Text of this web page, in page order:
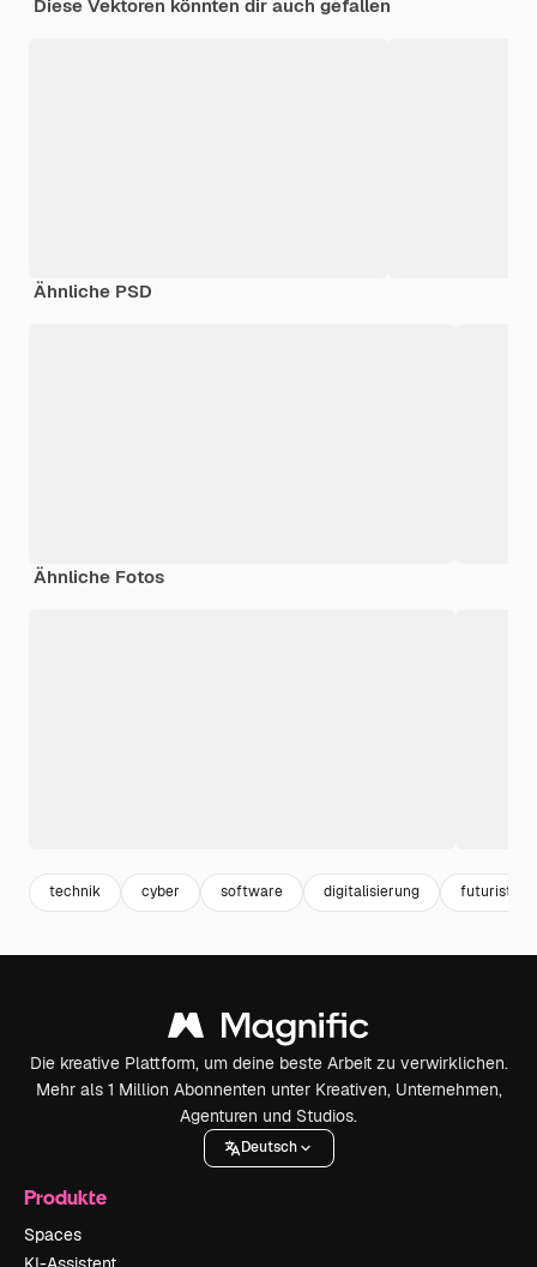
Diese Vektoren könnten dir auch gefallen
Ähnliche PSD
Ähnliche Fotos
technik cyber software digitalisierung
Die kreative Plattform, um deine beste Arbeit zu verwirklichen.
Mehr als 1 Million Abonnenten unter Kreativen, Unternehmen,
Agenturen und Studios.
Deutsch
Produkte
Spaces